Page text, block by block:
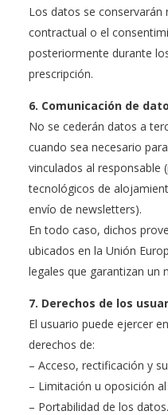
Los datos se conservarán
contractual o el
posteriormente durante
prescripción.
6. Comunicación de
No se cederán datos a
cuando sea necesario
vinculados al responsable
tecnológicos de
envío de newsletters).
En todo caso, dichos
ubicados en la Unión
legales que garantizan un
7. Derechos de los
El usuario puede ejercer
derechos de:
– Acceso, rectificación y
– Limitación u oposición
– Portabilidad de los datos.